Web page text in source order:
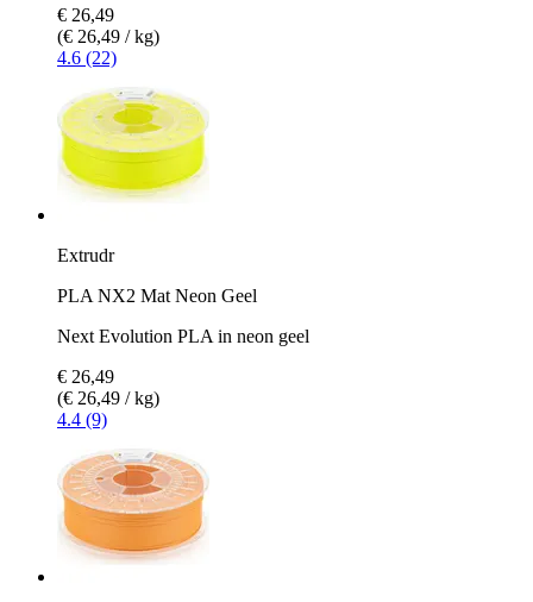
€ 26,49
(€ 26,49 / kg)
4.6 (22)
Extrudr
PLA NX2 Mat Neon Geel
Next Evolution PLA in neon geel
€ 26,49
(€ 26,49 / kg)
4.4 (9)